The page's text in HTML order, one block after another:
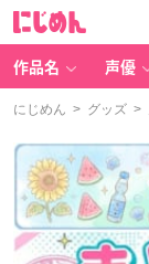
作品名 声優
にじめん > グッズ >